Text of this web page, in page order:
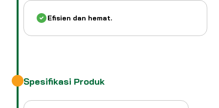
Efisien dan hemat.
Spesifikasi Produk